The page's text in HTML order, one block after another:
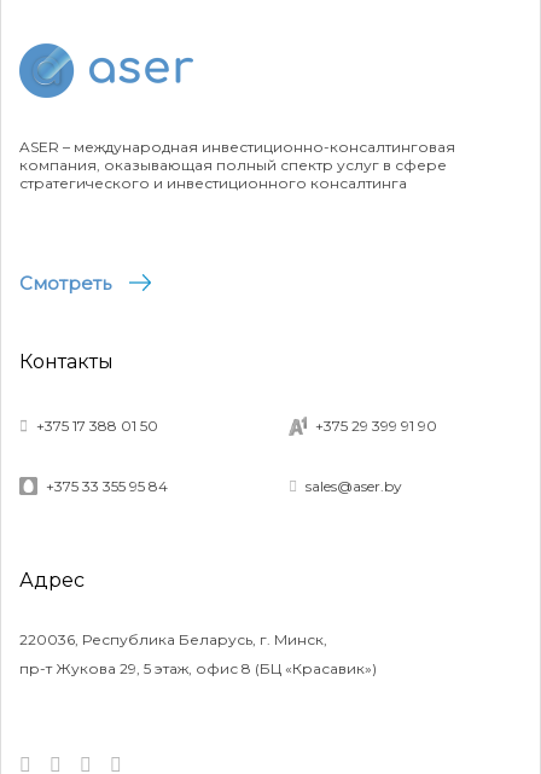
ASER – международная инвестиционно-консалтинговая
компания, оказывающая полный спектр услуг в сфере
стратегического и инвестиционного консалтинга
Смотреть
Контакты
+375 17 388 01 50 +375 29 399 91 90
+375 33 355 95 84 sales@aser.by
Адрес
220036, Республика Беларусь, г. Минск,
пр-т Жукова 29, 5 этаж, офис 8 (БЦ «Красавик»)